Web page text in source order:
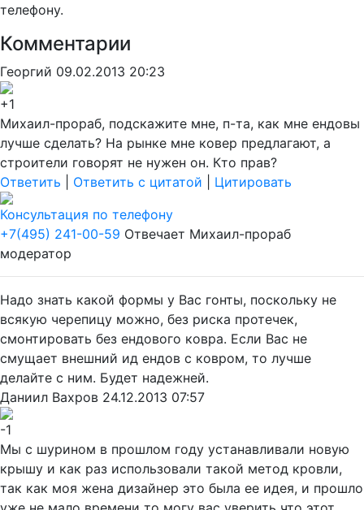
телефону.
Комментарии
Георгий 09.02.2013 20:23
+1
Михаил-прораб, подскажите мне, п-та, как мне ендовы
лучше сделать? На рынке мне ковер предлагают, а
строители говорят не нужен он. Кто прав?
Ответить
Ответить с цитатой
Цитировать
Консультация по телефону
+7(495) 241-00-59 Отвечает Михаил-прораб
модератор
Надо знать какой формы у Вас гонты, поскольку не
всякую черепицу можно, без риска протечек,
смонтировать без ендового ковра. Если Вас не
смущает внешний ид ендов с ковром, то лучше
делайте с ним. Будет надежней.
Даниил Вахров 24.12.2013 07:57
-1
Мы с шурином в прошлом году устанавливали новую
крышу и как раз использовали такой метод кровли,
так как моя жена дизайнер это была ее идея, и прошло